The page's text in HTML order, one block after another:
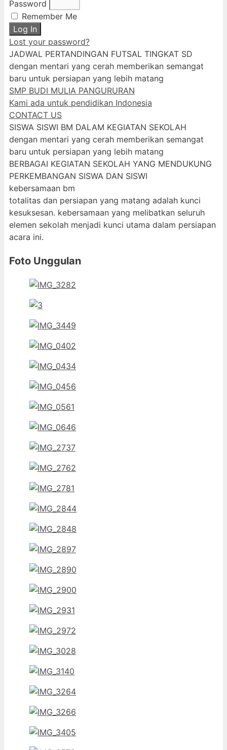
Password
Remember Me
Log In
Lost your password?
JADWAL PERTANDINGAN FUTSAL TINGKAT SD
dengan mentari yang cerah memberikan semangat
baru untuk persiapan yang lebih matang
SMP BUDI MULIA PANGURURAN
Kami ada untuk pendidikan Indonesia
CONTACT US
SISWA SISWI BM DALAM KEGIATAN SEKOLAH
dengan mentari yang cerah memberikan semangat
baru untuk persiapan yang lebih matang
BERBAGAI KEGIATAN SEKOLAH YANG MENDUKUNG
PERKEMBANGAN SISWA DAN SISWI
kebersamaan bm
totalitas dan persiapan yang matang adalah kunci
kesuksesan. kebersamaan yang melibatkan seluruh
elemen sekolah menjadi kunci utama dalam persiapan
acara ini.
Foto Unggulan